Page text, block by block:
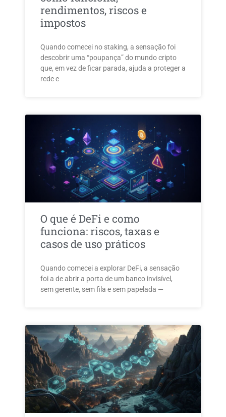
rendimentos, riscos e
impostos
Quando comecei no staking, a sensação foi
descobrir uma “poupança” do mundo cripto
que, em vez de ficar parada, ajuda a proteger a
rede e
O que é DeFi e como
funciona: riscos, taxas e
casos de uso práticos
Quando comecei a explorar DeFi, a sensação
foi a de abrir a porta de um banco invisível,
sem gerente, sem fila e sem papelada —